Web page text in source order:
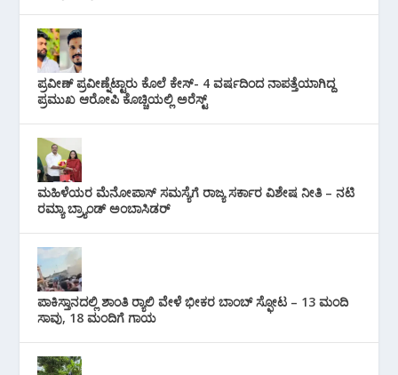
ಪ್ರವೀಣ್ ಪ್ರವೀಣ್ನೆಟ್ಟಾರು ಕೊಲೆ ಕೇಸ್‌- 4 ವರ್ಷದಿಂದ ನಾಪತ್ತೆಯಾಗಿದ್ದ
ಪ್ರಮುಖ ಆರೋಪಿ ಕೊಚ್ಚಿಯಲ್ಲಿ ಅರೆಸ್ಟ್‌
ಮಹಿಳೆಯರ ಮೆನೋಪಾಸ್ ಸಮಸ್ಯೆಗೆ ರಾಜ್ಯ ಸರ್ಕಾರ ವಿಶೇಷ ನೀತಿ – ನಟಿ
ರಮ್ಯಾ ಬ್ರ್ಯಾಂಡ್ ಅಂಬಾಸಿಡರ್
ಪಾಕಿಸ್ತಾನದಲ್ಲಿ ಶಾಂತಿ ರ‍್ಯಾಲಿ ವೇಳೆ ಭೀಕರ ಬಾಂಬ್ ಸ್ಫೋಟ – 13 ಮಂದಿ
ಸಾವು, 18 ಮಂದಿಗೆ ಗಾಯ